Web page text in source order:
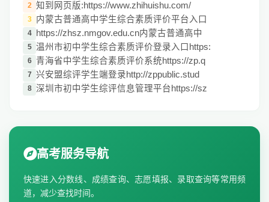
2 知到网页版:https://www.zhihuishu.com/
3 内蒙古普通高中学生综合素质评价平台入口
4 https://zhsz.nmgov.edu.cn内蒙古普通高中
5 温州市初中学生综合素质评价登录入口https:
6 青海省中学生综合素质评价系统https://zp.q
7 兴安盟综评学生端登录http://zppublic.stud
8 深圳市初中学生综评信息管理平台https://sz
高考服务导航
快速进入分数线、成绩查询、志愿填报、录取查询等常用频
道，减少查找时间。